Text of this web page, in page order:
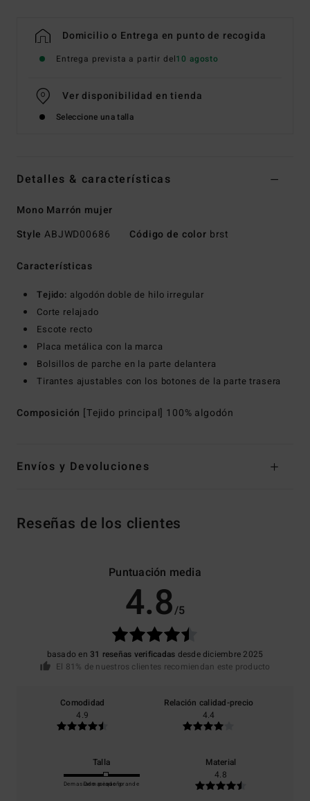
Domicilio o Entrega en punto de recogida
Entrega prevista a partir del10 agosto
Ver disponibilidad en tienda
Seleccione una talla
Detalles & características
Mono Marrón mujer
Style ABJWD00686 Código de color brst
Características
Tejido: algodón doble de hilo irregular
Corte relajado
Escote recto
Placa metálica con la marca
Bolsillos de parche en la parte delantera
Tirantes ajustables con los botones de la parte trasera
Composición [Tejido principal] 100% algodón
Envíos y Devoluciones
Reseñas de los clientes
Puntuación media
4.8/5
basado en 31 reseñas verificadas desde diciembre 2025
El 81% de nuestros clientes recomiendan este producto
Comodidad
4.9
Relación calidad-precio
4.4
Talla
Demasiado pequeño
Demasiado grande
Material
4.8